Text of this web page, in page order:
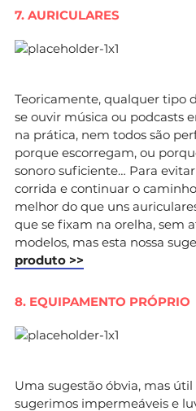
7. AURICULARES
Teoricamente, qualquer tipo
se ouvir música ou podcasts
na prática, nem todos são
porque escorregam, ou
sonoro suficiente… Para
corrida e continuar o
melhor do que uns
que se fixam na orelha, sem
modelos, mas esta nossa
produto >>
8. EQUIPAMENTO PRÓPRIO
Uma sugestão óbvia, mas útil
sugerimos impermeáveis e